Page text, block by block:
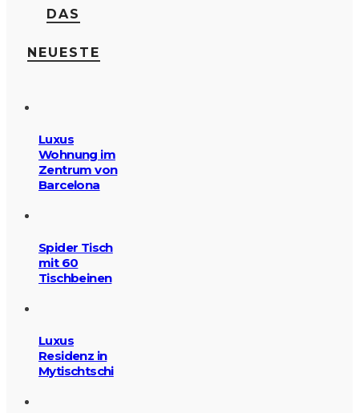
DAS
NEUESTE
Luxus
Wohnung im
Zentrum von
Barcelona
Spider Tisch
mit 60
Tischbeinen
Luxus
Residenz in
Mytischtschi